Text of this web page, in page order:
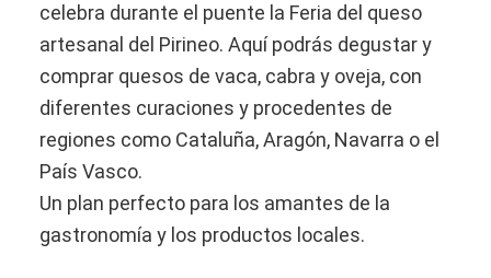
celebra durante el puente la Feria del queso
artesanal del Pirineo. Aquí podrás degustar y
comprar quesos de vaca, cabra y oveja, con
diferentes curaciones y procedentes de
regiones como Cataluña, Aragón, Navarra o el
País Vasco.
Un plan perfecto para los amantes de la
gastronomía y los productos locales.